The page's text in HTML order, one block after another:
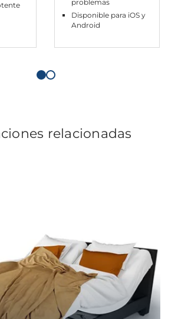
problemas
Disponible para iOS y
Android
relacionadas